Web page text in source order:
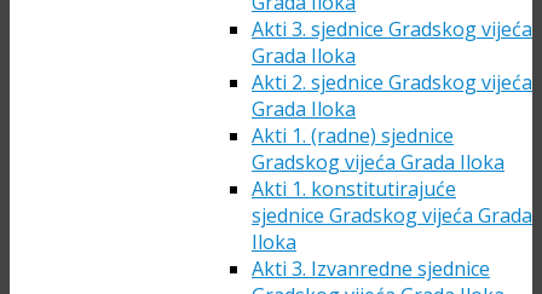
Akti 3. sjednice Gradskog vijeća
Grada Iloka
Akti 2. sjednice Gradskog vijeća
Grada Iloka
Akti 1. (radne) sjednice
Gradskog vijeća Grada Iloka
Akti 1. konstitutirajuće
sjednice Gradskog vijeća Grada
Iloka
Akti 3. Izvanredne sjednice